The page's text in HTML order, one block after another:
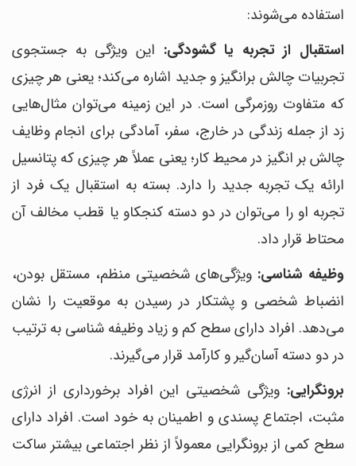
استفاده می‌شوند:
استقبال از تجربه یا گشودگی: این ویژگی به جستجوی
تجربیات چالش برانگیز و جدید اشاره می‌کند؛ یعنی هر چیزی
که متفاوت روزمرگی است. در این زمینه می‌توان مثال‌هایی
زد از جمله زندگی در خارج، سفر، آمادگی برای انجام وظایف
چالش بر انگیز در محیط کار؛ یعنی عملاً هر چیزی که پتانسیل
ارائه یک تجربه جدید را دارد. بسته به استقبال یک فرد از
تجربه او را می‌توان در دو دسته کنجکاو یا قطب مخالف آن
محتاط قرار داد.
وظیفه شناسی: ویژگی‌های شخصیتی منظم، مستقل بودن،
انضباط شخصی و پشتکار در رسیدن به موقعیت را نشان
می‌دهد. افراد دارای سطح کم و زیاد وظیفه شناسی به ترتیب
در دو دسته آسان‌گیر و کارآمد قرار می‌گیرند.
برونگرایی: ویژگی شخصیتی این افراد برخورداری از انرژی
مثبت، اجتماع پسندی و اطمینان به خود است. افراد دارای
سطح کمی از برونگرایی معمولاً از نظر اجتماعی بیشتر ساکت